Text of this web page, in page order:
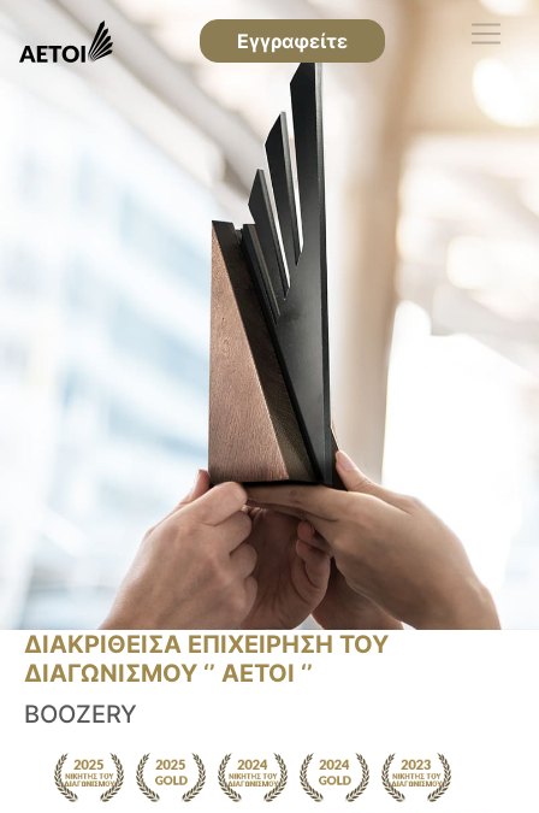
Εγγραφείτε
ΔΙΑΚΡΙΘΕΙΣΑ ΕΠΙΧΕΙΡΗΣΗ ΤΟΥ
ΔΙΑΓΩΝΙΣΜΟΥ ‘’ ΑΕΤΟΙ ‘’
BOOZERY